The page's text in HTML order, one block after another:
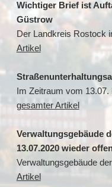
Wichtiger Brief ist
Güstrow
Der Landkreis Rostock
Artikel
Im Zeitraum vom
gesamter Artikel
Verwaltungsgebäude
13.07.2020 wieder
Verwaltungsgebäude
Artikel